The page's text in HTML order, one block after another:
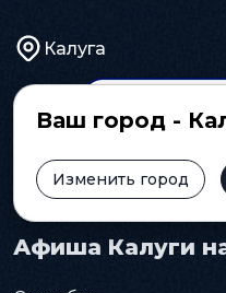
Калуга
Ваш город -
Изменить город
Главная Афиша
Афиша Калуги